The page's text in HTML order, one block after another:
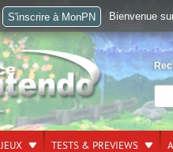
JEUX TESTS & PREVIEWS
S'inscrire à MonPN Bienvenue